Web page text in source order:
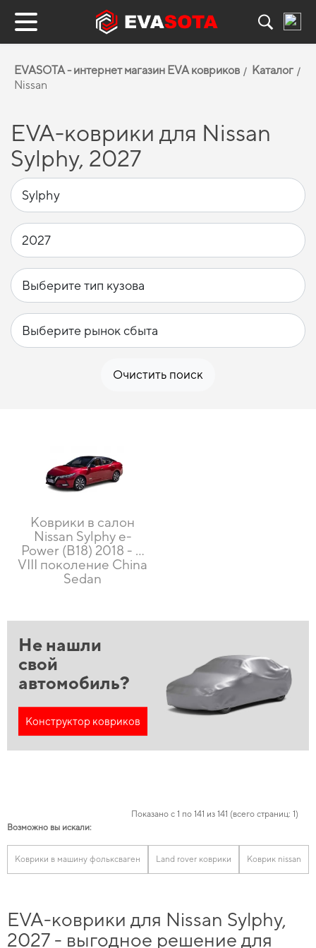
EVASOTA - интернет магазин EVA ковриков
Каталог
Nissan
EVA-коврики для Nissan
Sylphy, 2027
Очистить поиск
Коврики в салон
Nissan Sylphy e-
Power (B18) 2018 - …
VIII поколение China
Sedan
Не нашли
свой
автомобиль?
Конструктор ковриков
Показано с 1 по 141 из 141 (всего страниц: 1)
Возможно вы искали:
Коврики в машину фольксваген Land rover коврики Коврик nissan
EVA-коврики для Nissan Sylphy,
2027 - выгодное решение для